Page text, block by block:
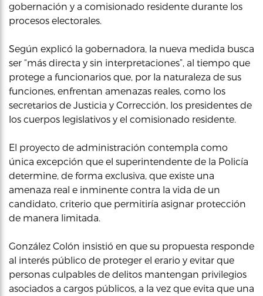
gobernación y a comisionado residente durante los
procesos electorales.
Según explicó la gobernadora, la nueva medida busca
ser “más directa y sin interpretaciones”, al tiempo que
protege a funcionarios que, por la naturaleza de sus
funciones, enfrentan amenazas reales, como los
secretarios de Justicia y Corrección, los presidentes de
los cuerpos legislativos y el comisionado residente.
El proyecto de administración contempla como
única excepción que el superintendente de la Policía
determine, de forma exclusiva, que existe una
amenaza real e inminente contra la vida de un
candidato, criterio que permitiría asignar protección
de manera limitada.
González Colón insistió en que su propuesta responde
al interés público de proteger el erario y evitar que
personas culpables de delitos mantengan privilegios
asociados a cargos públicos, a la vez que evita que una